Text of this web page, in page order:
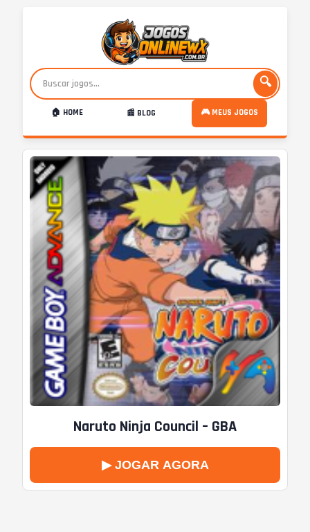
🔍
🏠 HOME 📰 BLOG 🎮 MEUS JOGOS
Naruto Ninja Council – GBA
▶ JOGAR AGORA